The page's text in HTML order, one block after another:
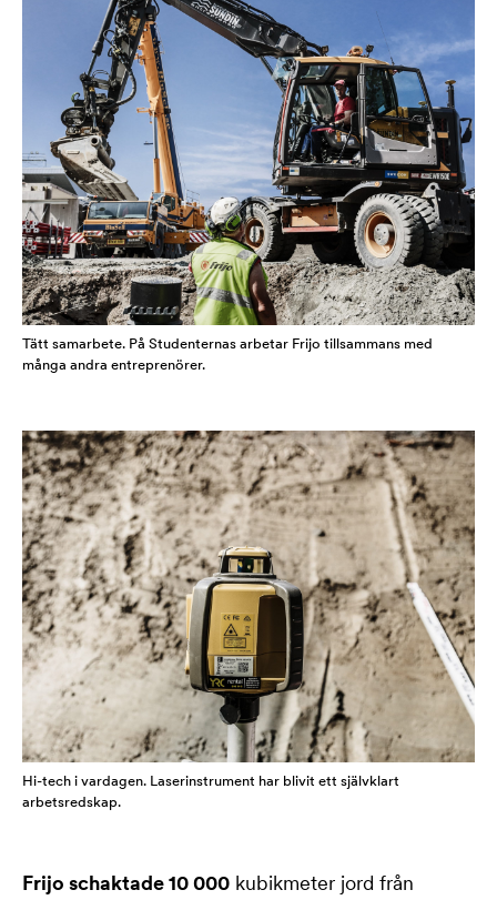
Tätt samarbete. På Studenternas arbetar Frijo tillsammans med
många andra entreprenörer.
Hi-tech i vardagen. Laserinstrument har blivit ett självklart
arbetsredskap.
Frijo schaktade 10 000 kubikmeter jord från